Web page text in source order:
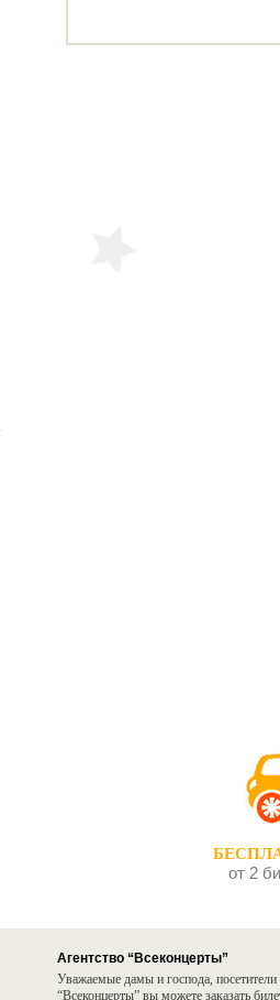
от 2
Агентство “Всеконцерты”
Уважаемые дамы и господа,
“Всеконцерты” вы можете заказать